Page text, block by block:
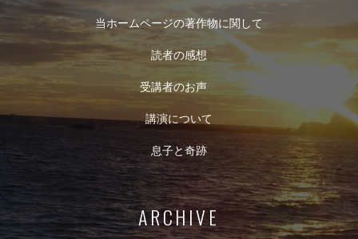
当ホームページの著作物に関して
読者の感想
受講者のお声
講演について
息子と奇跡
ARCHIVE